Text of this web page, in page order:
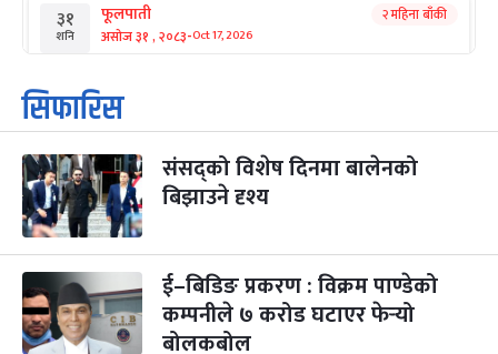
३१
शनि
फूलपाती
असोज ३१ , २०८३-Oct 17, 2026
२ महिना बाँकी
१
आइत
कार्तिक सङ्क्रान्ति
कार्तिक १, २०८३
३
मंगल
महानवमी
कार्तिक ३, २०८३-Oct 20, 2026
२ महिना बाँकी
४
बुध कार्तिक ४, २०८३ -Oct 21, 2026
५
बिहि
पापा‌ङ्कुशा एकादशी व्रत
कार्तिक ५, २०८३-Oct 22, 2026
२ महिना बाँकी
सिफारिस
संसद्को विशेष दिनमा बालेनको
बिझाउने दृश्य
ई–बिडिङ प्रकरण : विक्रम पाण्डेको
कम्पनीले ७ करोड घटाएर फेर्‍यो
बोलकबोल